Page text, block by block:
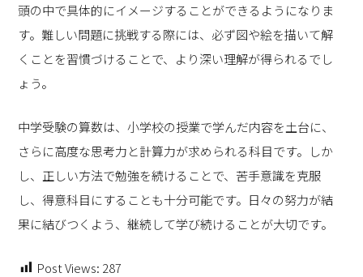
頭の中で具体的にイメージすることができるようになりま
す。難しい問題に挑戦する際には、必ず図や絵を描いて解
くことを習慣づけることで、より深い理解が得られるでし
ょう。
中学受験の算数は、小学校の授業で学んだ内容を土台に、
さらに高度な思考力と計算力が求められる科目です。しか
し、正しい方法で勉強を続けることで、苦手意識を克服
し、得意科目にすることも十分可能です。日々の努力が結
果に結びつくよう、継続して学び続けることが大切です。
Post Views: 287